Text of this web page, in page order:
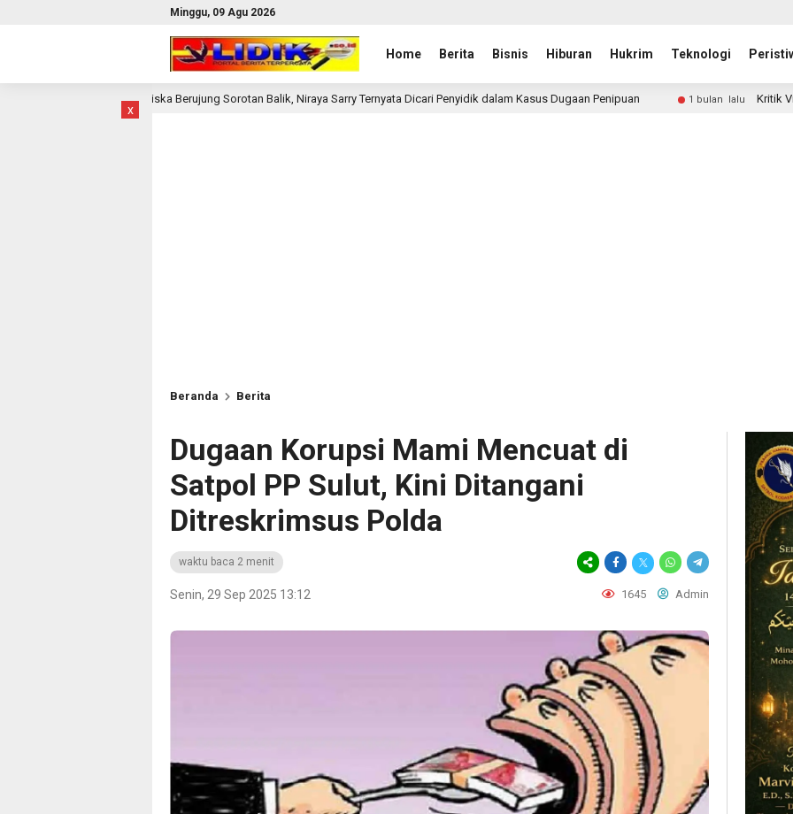
Minggu, 09 Agu 2026
Home Berita Bisnis Hiburan Hukrim Teknologi
x
Mariska Berujung Sorotan Balik, Niraya Sarry Ternyata Dicari Penyidik dalam Kasus Dugaan Penipuan 1 bulan lalu Kritik Vivian Dipersoalkan,
Beranda Berita
Dugaan Korupsi Mami Mencuat di
Satpol PP Sulut, Kini Ditangani
Ditreskrimsus Polda
waktu baca 2 menit
Senin, 29 Sep 2025 13:12 1645 Admin